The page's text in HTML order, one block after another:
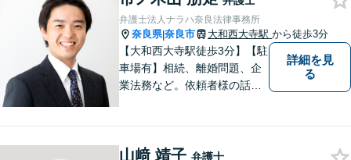
債務整理などはお任せくださ
い。
弁護士法人ナラハ奈良法律事務所
奈良県|奈良市 大和西大寺駅 から徒歩3分
【大和西大寺駅徒歩3分】【駐
車場有】相続、離婚問題、企
業法務など。依頼者様の話を
と聞いても良いのかな」など
詳細を見
る
山﨑 靖子 弁護士